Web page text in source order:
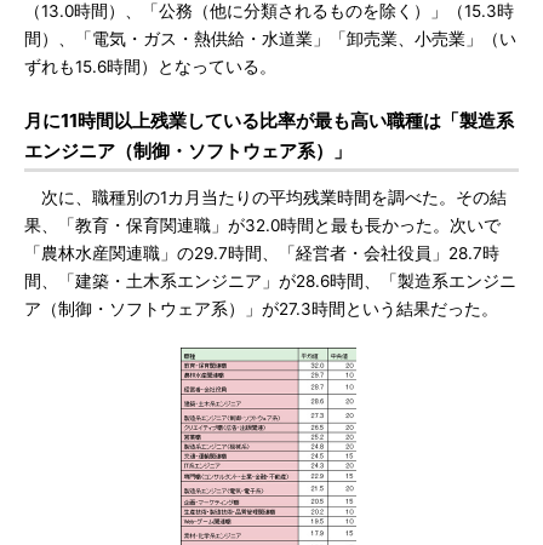
（13.0時間）、「公務（他に分類されるものを除く）」（15.3時
間）、「電気・ガス・熱供給・水道業」「卸売業、小売業」（い
ずれも15.6時間）となっている。
月に11時間以上残業している比率が最も高い職種は「製造系
エンジニア（制御・ソフトウェア系）」
次に、職種別の1カ月当たりの平均残業時間を調べた。その結
果、「教育・保育関連職」が32.0時間と最も長かった。次いで
「農林水産関連職」の29.7時間、「経営者・会社役員」28.7時
間、「建築・土木系エンジニア」が28.6時間、「製造系エンジニ
ア（制御・ソフトウェア系）」が27.3時間という結果だった。